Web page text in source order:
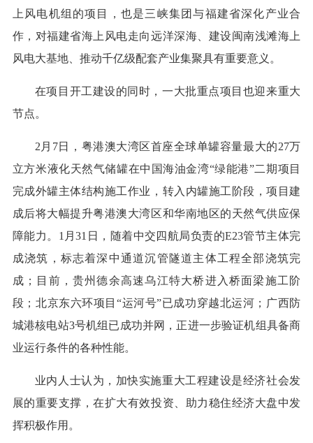
上风电机组的项目，也是三峡集团与福建省深化产业合
作，对福建省海上风电走向远洋深海、建设闽南浅滩海上
风电大基地、推动千亿级配套产业集聚具有重要意义。
在项目开工建设的同时，一大批重点项目也迎来重大
节点。
2月7日，粤港澳大湾区首座全球单罐容量最大的27万
立方米液化天然气储罐在中国海油金湾“绿能港”二期项目
完成外罐主体结构施工作业，转入内罐施工阶段，项目建
成后将大幅提升粤港澳大湾区和华南地区的天然气供应保
障能力。1月31日，随着中交四航局负责的E23管节主体完
成浇筑，标志着深中通道沉管隧道主体工程全部浇筑完
成；目前，贵州德余高速乌江特大桥进入桥面梁施工阶
段；北京东六环项目“运河号”已成功穿越北运河；广西防
城港核电站3号机组已成功并网，正进一步验证机组具备商
业运行条件的各种性能。
业内人士认为，加快实施重大工程建设是经济社会发
展的重要支撑，在扩大有效投资、助力稳住经济大盘中发
挥积极作用。